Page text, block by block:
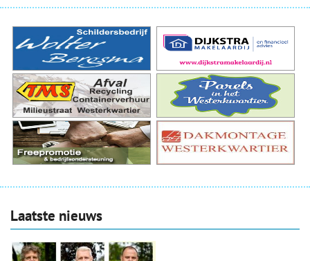
Laatste nieuws